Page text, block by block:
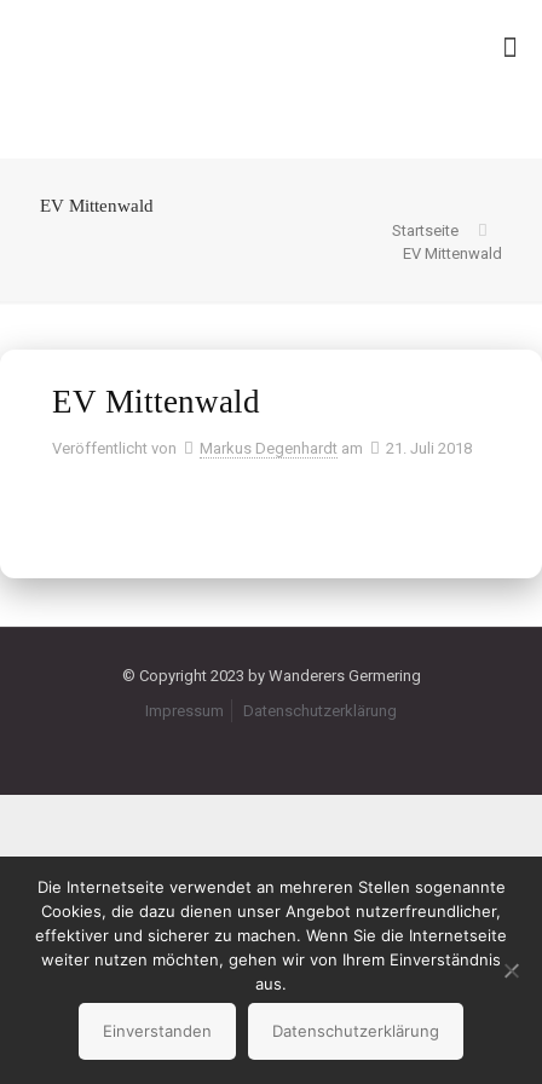
EV Mittenwald
Startseite
EV Mittenwald
EV Mittenwald
Veröffentlicht von Markus Degenhardt am 21. Juli 2018
© Copyright 2023 by Wanderers Germering
Impressum
Datenschutzerklärung
Die Internetseite verwendet an mehreren Stellen sogenannte
Cookies, die dazu dienen unser Angebot nutzerfreundlicher,
effektiver und sicherer zu machen. Wenn Sie die Internetseite
weiter nutzen möchten, gehen wir von Ihrem Einverständnis
aus.
Einverstanden Datenschutzerklärung